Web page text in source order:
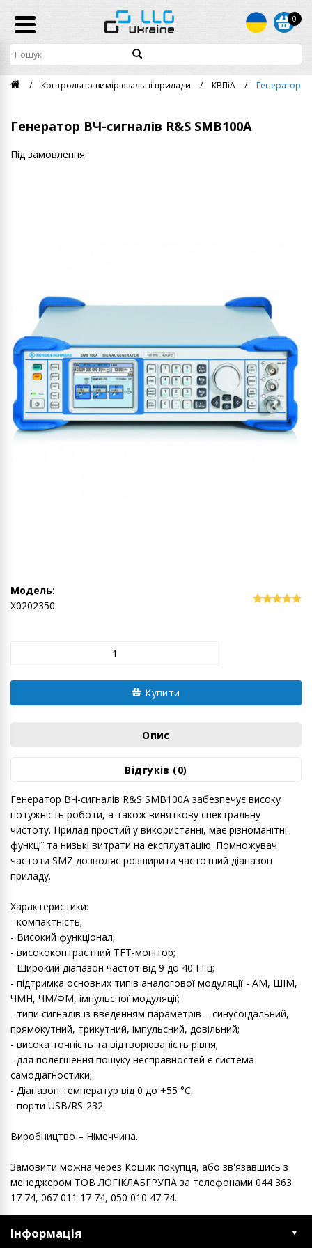
0
Контрольно-вимірювальні прилади КВПіА Генератор
Генератор ВЧ-сигналів R&S SMB100A
Під замовлення
Модель:
Х0202350
Купити
Опис
Відгуків (0)
Генератор ВЧ-сигналів R&S SMB100A забезпечує високу
потужність роботи, а також виняткову спектральну
чистоту. Прилад простий у використанні, має різноманітні
функції та низькі витрати на експлуатацію. Помножувач
частоти SMZ дозволяє розширити частотний діапазон
приладу.
Характеристики:
- компактність;
- Високий функціонал;
- висококонтрастний TFT-монітор;
- Широкий діапазон частот від 9 до 40 ГГц;
- підтримка основних типів аналогової модуляції - АМ, ШІМ,
ЧМН, ЧМ/ФМ, імпульсної модуляції;
- типи сигналів із введенням параметрів – синусоїдальний,
прямокутний, трикутний, імпульсний, довільний;
- висока точність та відтворюваність рівня;
- для полегшення пошуку несправностей є система
самодіагностики;
- Діапазон температур від 0 до +55 °C.
- порти USB/RS-232.
Виробництво – Німеччина.
Замовити можна через Кошик покупця, або зв'язавшись з
менеджером ТОВ ЛОГІКЛАБГРУПА за телефонами 044 363
17 74, 067 011 17 74, 050 010 47 74.
Інформація